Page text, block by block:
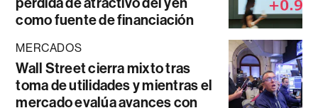
como fuente de financiación
MERCADOS
Wall Street cierra mixto tras
toma de utilidades y mientras el
mercado evalúa avances con